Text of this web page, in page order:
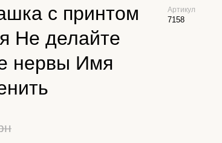
с принтом
Не делайте
нервы Имя
Артикул
7158